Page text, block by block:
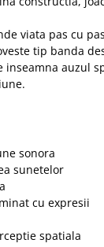
viata pas cu
tip banda
inseamna auzul
sonora
sunetelor
cu expresii
spatiala